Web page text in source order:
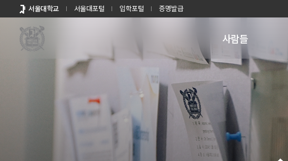
바로가기
메뉴
서울대학교 서울대포털 입학포털 증명발급
사람들